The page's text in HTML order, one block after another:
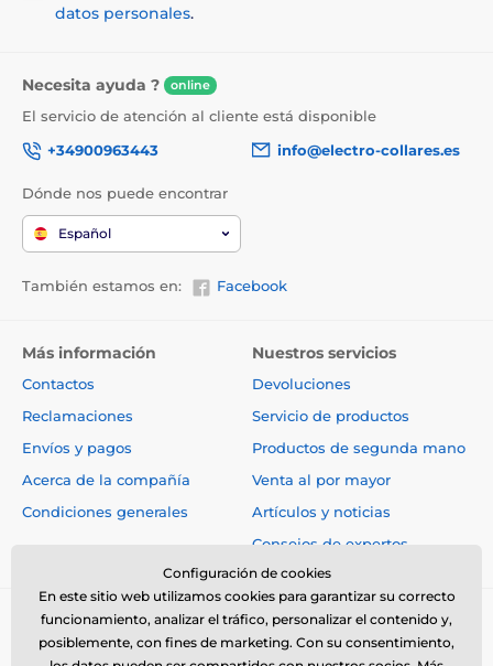
datos personales.
Necesita ayuda ? online
El servicio de atención al cliente está disponible
+34900963443
info@electro-collares.es
Dónde nos puede encontrar
Español
También estamos en: Facebook
Más información
Contactos
Reclamaciones
Envíos y pagos
Acerca de la compañía
Condiciones generales
Nuestros servicios
Devoluciones
Servicio de productos
Productos de segunda mano
Venta al por mayor
Artículos y noticias
Consejos de expertos
Configuración de cookies
En este sitio web utilizamos cookies para garantizar su correcto
funcionamiento, analizar el tráfico, personalizar el contenido y,
posiblemente, con fines de marketing. Con su consentimiento,